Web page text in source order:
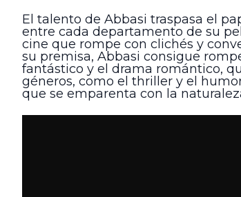
El talento de Abbasi traspasa el
entre cada departamento de su
cine que rompe con clichés y
su premisa, Abbasi consigue
fantástico y el drama romántico,
géneros, como el thriller y el
que se emparenta con la